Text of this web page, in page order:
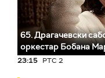
65. Драгачевски
оркестар Бобана
23:15 РТС 2